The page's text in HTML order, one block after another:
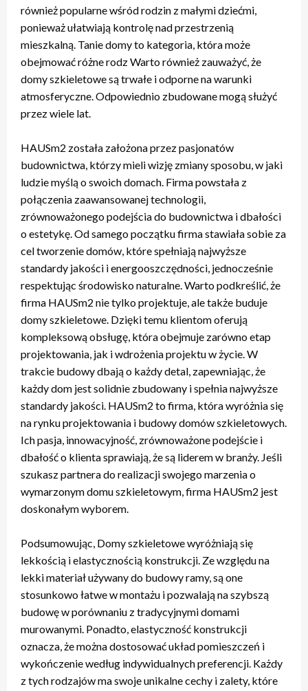
również popularne wśród rodzin z małymi dziećmi,
ponieważ ułatwiają kontrolę nad przestrzenią
mieszkalną. Tanie domy to kategoria, która może
obejmować różne rodz Warto również zauważyć, że
domy szkieletowe są trwałe i odporne na warunki
atmosferyczne. Odpowiednio zbudowane mogą służyć
przez wiele lat.
HAUSm2 została założona przez pasjonatów
budownictwa, którzy mieli wizję zmiany sposobu, w jaki
ludzie myślą o swoich domach. Firma powstała z
połączenia zaawansowanej technologii,
zrównoważonego podejścia do budownictwa i dbałości
o estetykę. Od samego początku firma stawiała sobie za
cel tworzenie domów, które spełniają najwyższe
standardy jakości i energooszczędności, jednocześnie
respektując środowisko naturalne. Warto podkreślić, że
firma HAUSm2 nie tylko projektuje, ale także buduje
domy szkieletowe. Dzięki temu klientom oferują
kompleksową obsługę, która obejmuje zarówno etap
projektowania, jak i wdrożenia projektu w życie. W
trakcie budowy dbają o każdy detal, zapewniając, że
każdy dom jest solidnie zbudowany i spełnia najwyższe
standardy jakości. HAUSm2 to firma, która wyróżnia się
na rynku projektowania i budowy domów szkieletowych.
Ich pasja, innowacyjność, zrównoważone podejście i
dbałość o klienta sprawiają, że są liderem w branży. Jeśli
szukasz partnera do realizacji swojego marzenia o
wymarzonym domu szkieletowym, firma HAUSm2 jest
doskonałym wyborem.
Podsumowując, Domy szkieletowe wyróżniają się
lekkością i elastycznością konstrukcji. Ze względu na
lekki materiał używany do budowy ramy, są one
stosunkowo łatwe w montażu i pozwalają na szybszą
budowę w porównaniu z tradycyjnymi domami
murowanymi. Ponadto, elastyczność konstrukcji
oznacza, że ​​można dostosować układ pomieszczeń i
wykończenie według indywidualnych preferencji. Każdy
z tych rodzajów ma swoje unikalne cechy i zalety, które